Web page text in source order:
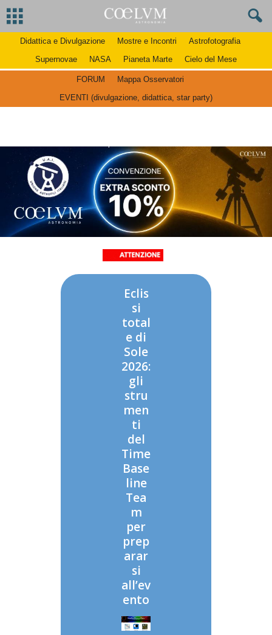
Didattica e Divulgazione Mostre e Incontri
Astrofotografia
Supernovae
NASA Pianeta Marte Cielo del Mese
FORUM
Mappa Osservatori
EVENTI (divulgazione, didattica, star party)
Eclis
si
total
e di
Sole
2026:
gli
stru
men
ti
del
Time
Base
line
Tea
m
per
prep
arar
si
all’ev
ento